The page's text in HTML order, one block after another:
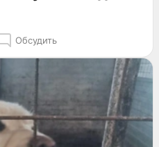
Обсудить